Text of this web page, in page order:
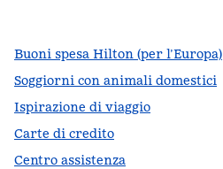
Buoni spesa Hilton (per l’Europa)
Soggiorni con animali domestici
Ispirazione di viaggio
Carte di credito
Centro assistenza